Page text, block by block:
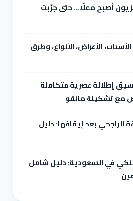
أصبح مملًا… حتى جرّبت
الأعراض، الأنواع، وطرق
إطلالة عصرية متكاملة
مع تشكيلة مانقو
الراجحي بعد إيقافها: دليل
في السعودية: دليل شامل